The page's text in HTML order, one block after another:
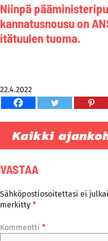
Niinpä
kannatusnousu on
itätuulen tuoma.
22.4.2022
Kaikki
VASTAA
Sähköpostiosoitettasi ei
merkitty *
Kommentti *